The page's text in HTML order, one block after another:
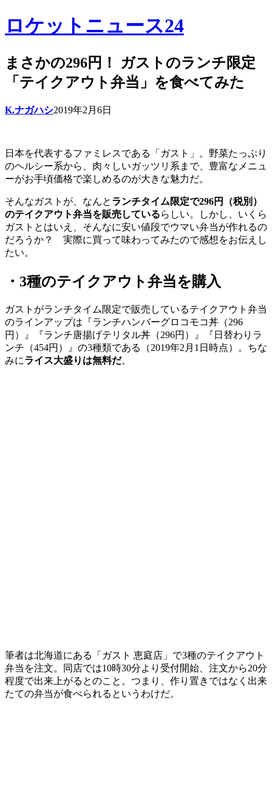
ロケットニュース24
まさかの296円！ ガストのランチ限定
「テイクアウト弁当」を食べてみた
K.ナガハシ2019年2月6日
日本を代表するファミレスである「ガスト」。野菜たっぷり
のヘルシー系から、肉々しいガッツリ系まで、豊富なメニュ
ーがお手頃価格で楽しめるのが大きな魅力だ。
そんなガストが、なんと ランチタイム限定で296円（税別）
のテイクアウト弁当を販売しているらしい。しかし、いくら
ガストとはいえ、そんなに安い値段でウマい弁当が作れるの
だろうか？ 実際に買って味わってみたので感想をお伝えし
たい。
・3種のテイクアウト弁当を購入
ガストがランチタイム限定で販売しているテイクアウト弁当
のラインアップは『ランチハンバーグロコモコ丼（296
円）』『ランチ唐揚げテリタル丼（296円）』『日替わりラ
ンチ（454円）』の3種類である（2019年2月1日時点）。ちな
みにライス大盛りは無料だ。
筆者は北海道にある「ガスト 恵庭店」で3種のテイクアウト
弁当を注文。同店では10時30分より受付開始、注文から20分
程度で出来上がるとのこと。つまり、作り置きではなく出来
たての弁当が食べられるというわけだ。